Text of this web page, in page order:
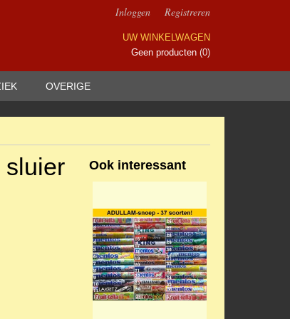
Inloggen Registreren
UW WINKELWAGEN
Geen producten (0)
OVERIGE
sluier
Ook interessant